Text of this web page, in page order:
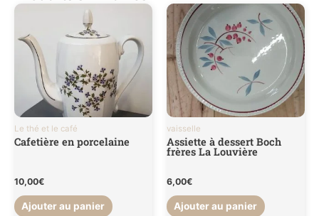
Le thé et le café
Cafetière en porcelaine
10,00€
Ajouter au panier
vaisselle
Assiette à dessert Boch
frères La Louvière
6,00€
Ajouter au panier